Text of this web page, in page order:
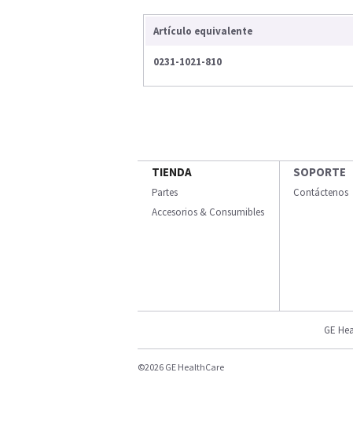
Artículo equivalente
0231-1021-810
TIENDA
Partes
Accesorios & Consumibles
SOPORTE
Contáctenos
GE
©2026 GE HealthCare